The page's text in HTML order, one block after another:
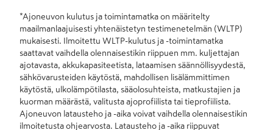
*Ajoneuvon kulutus ja toimintamatka on määritelty
maailmanlaajuisesti yhtenäistetyn testimenetelmän (WLTP)
mukaisesti. Ilmoitettu WLTP-kulutus ja -toimintamatka
saattavat vaihdella olennaisestikin riippuen mm. kuljettajan
ajotavasta, akkukapasiteetista, lataamisen säännöllisyydestä,
sähkövarusteiden käytöstä, mahdollisen lisälämmittimen
käytöstä, ulkolämpötilasta, sääolosuhteista, matkustajien ja
kuorman määrästä, valitusta ajoprofiilista tai tieprofiilista.
Ajoneuvon latausteho ja -aika voivat vaihdella olennaisestikin
ilmoitetusta ohjearvosta. Latausteho ja -aika riippuvat